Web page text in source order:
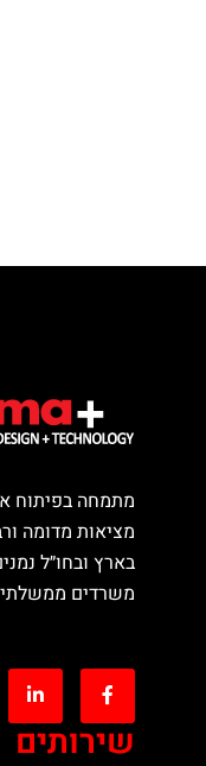
מתמחה בפיתוח
בארץ ובחו״ל
משרדים
שירותים